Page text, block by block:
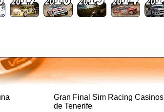
Gran Final Sim Racing Casinos
de Tenerife